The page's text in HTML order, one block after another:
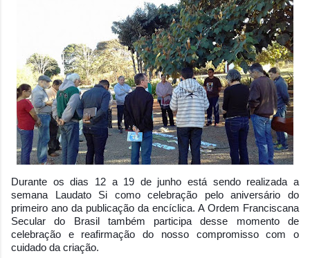
Durante os dias 12 a 19 de junho está sendo realizada a
semana Laudato Si como celebração pelo aniversário do
primeiro ano da publicação da encíclica. A Ordem Franciscana
Secular do Brasil também participa desse momento de
celebração e reafirmação do nosso compromisso com o
cuidado da criação.